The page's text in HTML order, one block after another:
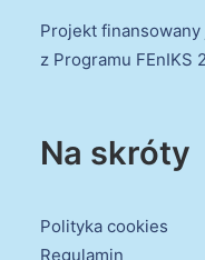
Projekt
z Programu FEnIKS
Na skróty
Polityka cookies
Regulamin